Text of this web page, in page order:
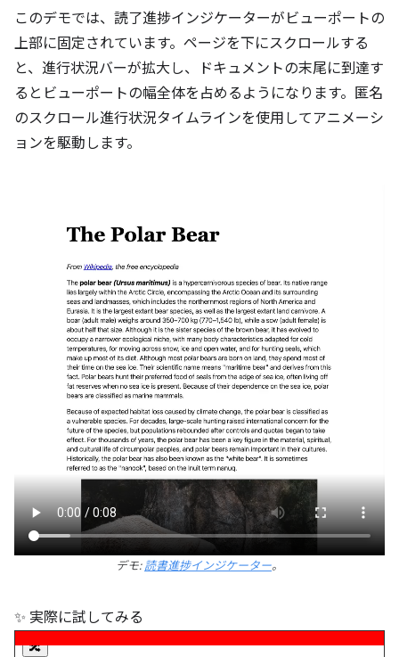
このデモでは、読了進捗インジケーターがビューポートの
上部に固定されています。ページを下にスクロールする
と、進行状況バーが拡大し、ドキュメントの末尾に到達す
るとビューポートの幅全体を占めるようになります。匿名
のスクロール進行状況タイムラインを使用してアニメーシ
ョンを駆動します。
デモ:読書進捗インジケーター。
✨ 実際に試してみる